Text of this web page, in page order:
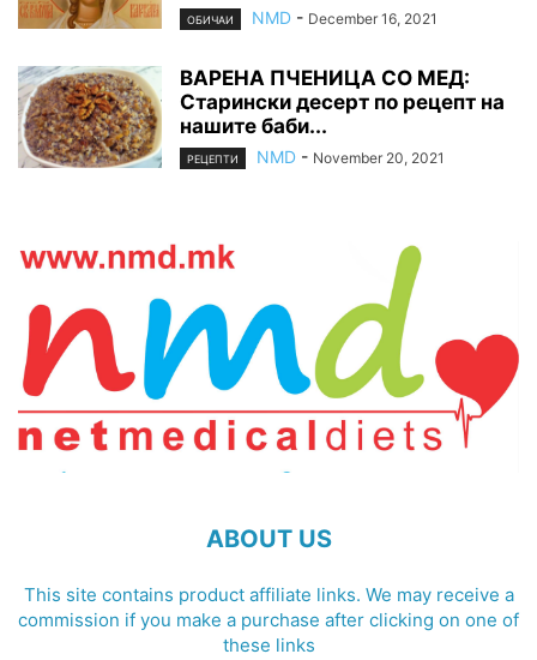
ОБИЧАИ NMD - December 16, 2021
ВАРЕНА ПЧЕНИЦА СО МЕД:
Старински десерт по рецепт на
нашите баби...
РЕЦЕПТИ NMD - November 20, 2021
ABOUT US
This site contains product affiliate links. We may receive a
commission if you make a purchase after clicking on one of
these links